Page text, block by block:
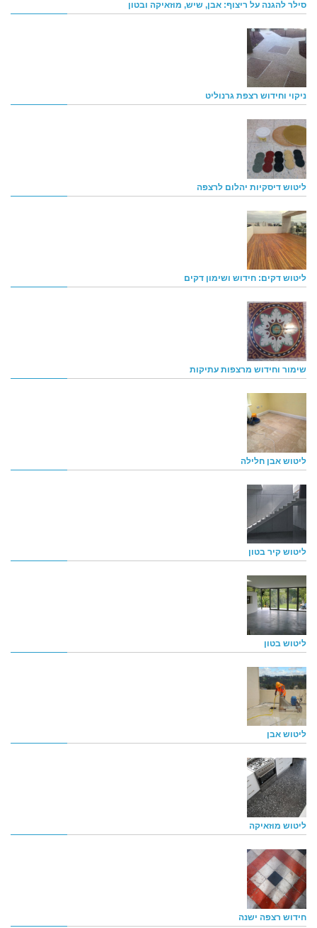
סילר להגנה על ריצוף: אבן, שיש, מוזאיקה ובטון
ניקוי וחידוש רצפת גרנוליט
ליטוש דיסקיות יהלום לרצפה
ליטוש דקים: חידוש ושימון דקים
שימור וחידוש מרצפות עתיקות
ליטוש אבן חלילה
ליטוש קיר בטון
ליטוש בטון
ליטוש אבן
ליטוש מוזאיקה
חידוש רצפה ישנה